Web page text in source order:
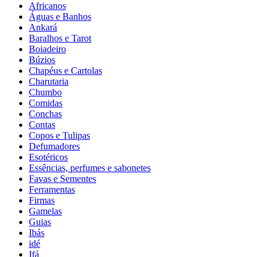
Africanos
Águas e Banhos
Ankará
Baralhos e Tarot
Boiadeiro
Búzios
Chapéus e Cartolas
Charutaria
Chumbo
Comidas
Conchas
Contas
Copos e Tulipas
Defumadores
Esotéricos
Essências, perfumes e sabonetes
Favas e Sementes
Ferramentas
Firmas
Gamelas
Guias
Ibás
idé
Ifá